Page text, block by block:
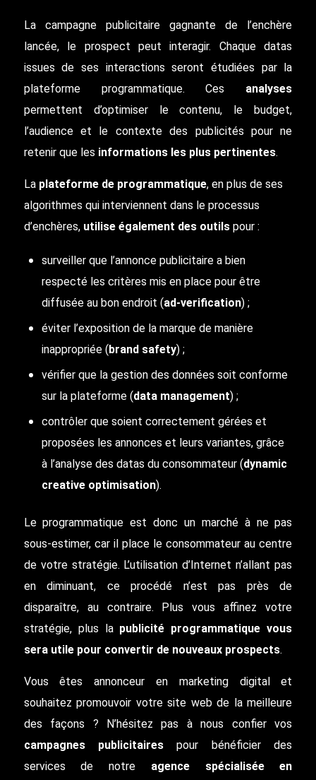
La campagne publicitaire gagnante de l’enchère
lancée, le prospect peut interagir. Chaque datas
issues de ses interactions seront étudiées par la
plateforme programmatique. Ces analyses
permettent d’optimiser le contenu, le budget,
l’audience et le contexte des publicités pour ne
retenir que les informations les plus pertinentes.
La plateforme de programmatique, en plus de ses
algorithmes qui interviennent dans le processus
d’enchères, utilise également des outilspour :
surveiller que l’annonce publicitaire a bien
respecté les critères mis en place pour être
diffusée au bon endroit (ad-verification) ;
éviter l’exposition de la marque de manière
inappropriée ( brand safety) ;
vérifier que la gestion des données soit conforme
sur la plateforme (data management) ;
contrôler que soient correctement gérées et
proposées les annonces et leurs variantes, grâce
à l’analyse des datas du consommateur (dynamic
creative optimisation).
Le programmatique est donc un marché à ne pas
sous-estimer, car il place le consommateur au centre
de votre stratégie. L’utilisation d’Internet n’allant pas
en diminuant, ce procédé n’est pas près de
disparaître, au contraire. Plus vous affinez votre
stratégie, plus la publicité programmatique vous
sera utile pour convertir de nouveaux prospects.
Vous êtes annonceur en marketing digital et
souhaitez promouvoir votre site web de la meilleure
des façons ? N’hésitez pas à nous confier vos
campagnes publicitaires pour bénéficier des
services de notre agence spécialisée en